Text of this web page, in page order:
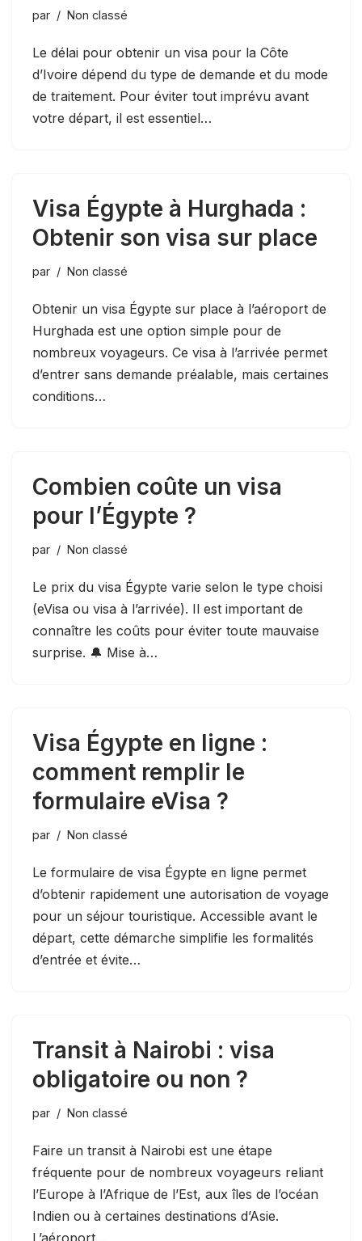
par Non classé
Le délai pour obtenir un visa pour la Côte
d’Ivoire dépend du type de demande et du mode
de traitement. Pour éviter tout imprévu avant
votre départ, il est essentiel…
Visa Égypte à Hurghada :
Obtenir son visa sur place
par Non classé
Obtenir un visa Égypte sur place à l’aéroport de
Hurghada est une option simple pour de
nombreux voyageurs. Ce visa à l’arrivée permet
d’entrer sans demande préalable, mais certaines
conditions…
Combien coûte un visa
pour l’Égypte ?
par Non classé
Le prix du visa Égypte varie selon le type choisi
(eVisa ou visa à l’arrivée). Il est important de
connaître les coûts pour éviter toute mauvaise
surprise. 🔔 Mise à…
Visa Égypte en ligne :
comment remplir le
formulaire eVisa ?
par Non classé
Le formulaire de visa Égypte en ligne permet
d’obtenir rapidement une autorisation de voyage
pour un séjour touristique. Accessible avant le
départ, cette démarche simplifie les formalités
d’entrée et évite…
Transit à Nairobi : visa
obligatoire ou non ?
par Non classé
Faire un transit à Nairobi est une étape
fréquente pour de nombreux voyageurs reliant
l’Europe à l’Afrique de l’Est, aux îles de l’océan
Indien ou à certaines destinations d’Asie.
L’aéroport…